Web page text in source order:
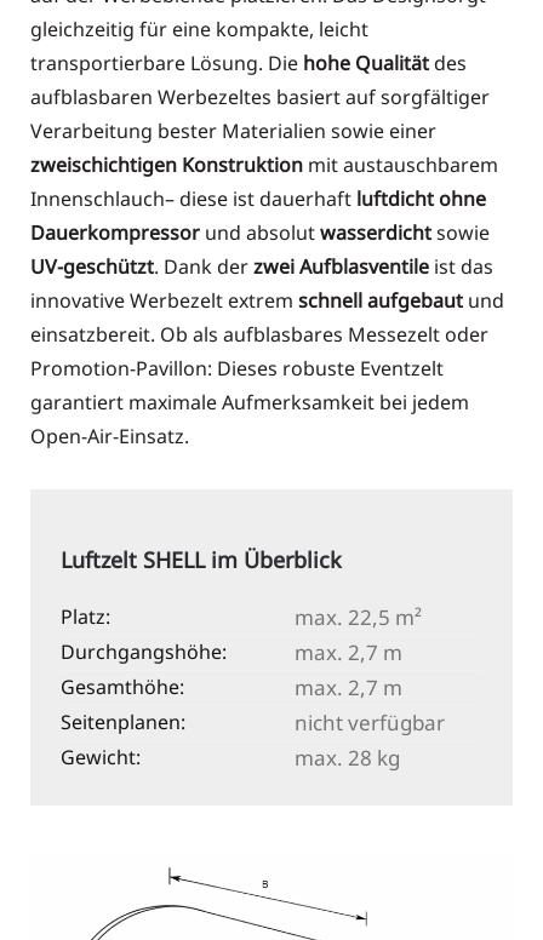
gleichzeitig für eine kompakte, leicht
transportierbare Lösung. Die hohe Qualitätdes
aufblasbaren Werbezeltes basiert auf sorgfältiger
Verarbeitung bester Materialien sowie einer
zweischichtigen Konstruktion mit austauschbarem
Innenschlauch– diese ist dauerhaft luftdicht ohne
Dauerkompressor und absolutwasserdichtsowie
UV-geschützt. Dank derzwei Aufblasventile ist das
innovative Werbezelt extrem schnell aufgebaut und
einsatzbereit. Ob als aufblasbares Messezelt oder
Promotion-Pavillon: Dieses robuste Eventzelt
garantiert maximale Aufmerksamkeit bei jedem
Open-Air-Einsatz.
Luftzelt SHELL im Überblick
Platz: max. 22,5 m²
Durchgangshöhe: max. 2,7 m
Gesamthöhe: max. 2,7 m
Seitenplanen: nicht verfügbar
Gewicht: max. 28 kg